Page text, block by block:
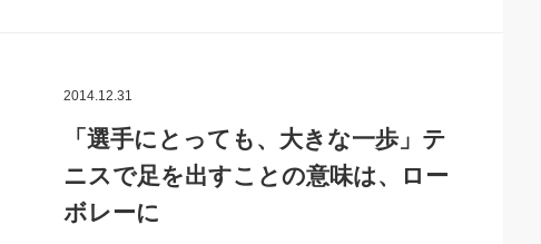
2014.12.31
「選手にとっても、大きな一歩」テ
ニスで足を出すことの意味は、ロー
ボレーに